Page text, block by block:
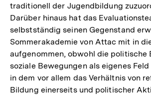
traditionell der Jugendbildung
Darüber hinaus hat das
selbstständig seinen Gegenstand
Sommerakademie von Attac mit in
aufgenommen, obwohl die politische
soziale Bewegungen als eigenes
in dem vor allem das Verhältnis von
Bildung einerseits und politischer